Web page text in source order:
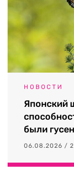
НОВОСТИ
Японский
были
06.08.2026 /